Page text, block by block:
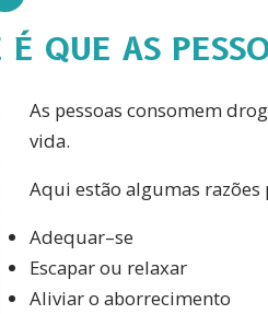
É QUE AS
As pessoas consomem
vida.
Aqui estão algumas
Adequar–se
Escapar ou relaxar
Aliviar o aborrecimento